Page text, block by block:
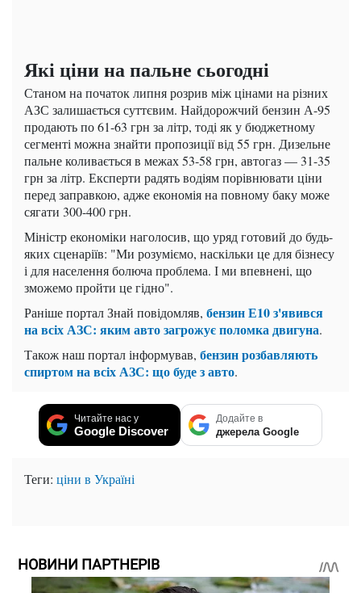
Які ціни на пальне сьогодні
Станом на початок липня розрив між цінами на різних
АЗС залишається суттєвим. Найдорожчий бензин А-95
продають по 61-63 грн за літр, тоді як у бюджетному
сегменті можна знайти пропозиції від 55 грн. Дизельне
пальне коливається в межах 53-58 грн, автогаз — 31-35
грн за літр. Експерти радять водіям порівнювати ціни
перед заправкою, адже економія на повному баку може
сягати 300-400 грн.
Міністр економіки наголосив, що уряд готовий до будь-
яких сценаріїв: "Ми розуміємо, наскільки це для бізнесу
і для населення болюча проблема. І ми впевнені, що
зможемо пройти це гідно".
Раніше портал Знай повідомляв, бензин Е10 з'явився
на всіх АЗС: яким авто загрожує поломка двигуна.
Також наш портал інформував, бензин розбавляють
спиртом на всіх АЗС: що буде з авто.
Читайте нас у
Google Discover
Додайте в
джерела Google
Теги: ціни в Україні
НОВИНИ ПАРТНЕРІВ